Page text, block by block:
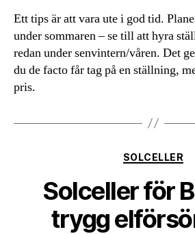
Ett tips är att vara ute i god tid.
under sommaren – se till att hyra
redan under senvintern/våren. Det
du de facto får tag på en ställning,
pris.
SOLCELLER
Solceller för
trygg